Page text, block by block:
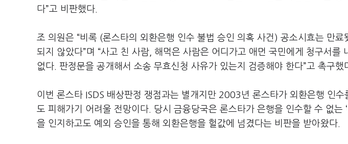
다”고 비판했다.
조 의원은 “비록 (론스타의 외환은행 인수 불법 승인 의혹 사건) 공소시효는 만
되지 않았다”며 “사고 친 사람, 해먹은 사람은 어디가고 애먼 국민에게 청구서를
없다. 판정문을 공개해서 소송 무효신청 사유가 있는지 검증해야 한다”고 촉구했
이번 론스타 ISDS 배상판정 쟁점과는 별개지만 2003년 론스타가 외환은행 인
도 피해가기 어려울 전망이다. 당시 금융당국은 론스타가 은행을 인수할 수 없는
을 인지하고도 예외 승인을 통해 외환은행을 헐값에 넘겼다는 비판을 받아왔다.